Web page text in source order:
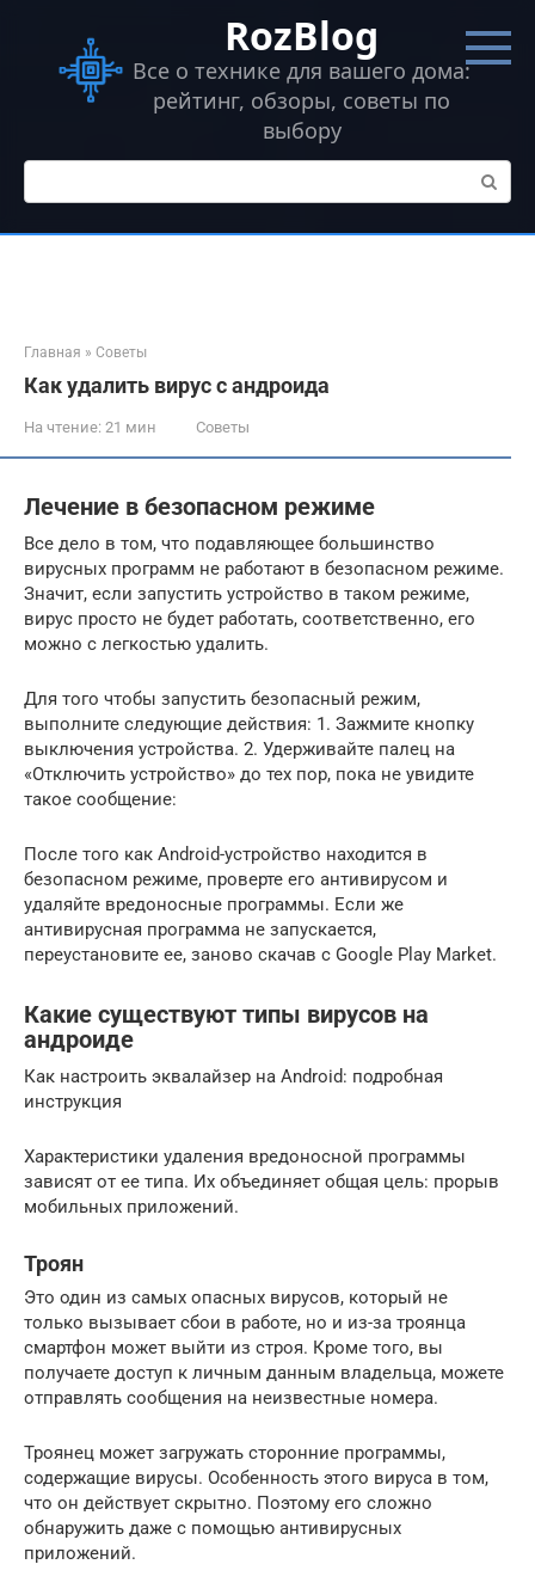
контенту
RozBlog
Все о технике для вашего дома:
рейтинг, обзоры, советы по
выбору
Поиск:
Главная » Советы
Как удалить вирус с андроида
На чтение: 21 мин Советы
Лечение в безопасном режиме
Все дело в том, что подавляющее большинство
вирусных программ не работают в безопасном режиме.
Значит, если запустить устройство в таком режиме,
вирус просто не будет работать, соответственно, его
можно с легкостью удалить.
Для того чтобы запустить безопасный режим,
выполните следующие действия: 1. Зажмите кнопку
выключения устройства. 2. Удерживайте палец на
«Отключить устройство» до тех пор, пока не увидите
такое сообщение:
После того как Android-устройство находится в
безопасном режиме, проверте его антивирусом и
удаляйте вредоносные программы. Если же
антивирусная программа не запускается,
переустановите ее, заново скачав с Google Play Market.
Какие существуют типы вирусов на
андроиде
Как настроить эквалайзер на Android: подробная
инструкция
Характеристики удаления вредоносной программы
зависят от ее типа. Их объединяет общая цель: прорыв
мобильных приложений.
Троян
Это один из самых опасных вирусов, который не
только вызывает сбои в работе, но и из-за троянца
смартфон может выйти из строя. Кроме того, вы
получаете доступ к личным данным владельца, можете
отправлять сообщения на неизвестные номера.
Троянец может загружать сторонние программы,
содержащие вирусы. Особенность этого вируса в том,
что он действует скрытно. Поэтому его сложно
обнаружить даже с помощью антивирусных
приложений.